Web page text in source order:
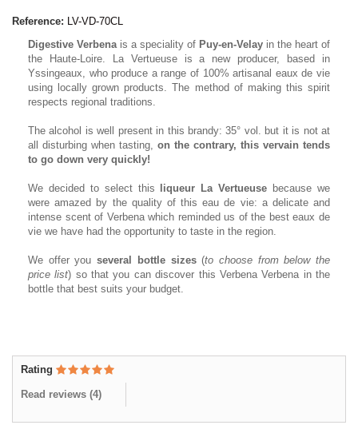
Reference: LV-VD-70CL
Digestive Verbena is a speciality of Puy-en-Velay in the heart of
the Haute-Loire. La Vertueuse is a new producer, based in
Yssingeaux, who produce a range of 100% artisanal eaux de vie
using locally grown products. The method of making this spirit
respects regional traditions.
The alcohol is well present in this brandy: 35° vol. but it is not at
all disturbing when tasting, on the contrary, this vervain tends
to go down very quickly!
We decided to select this liqueur La Vertueuse because we
were amazed by the quality of this eau de vie: a delicate and
intense scent of Verbena which reminded us of the best eaux de
vie we have had the opportunity to taste in the region.
We offer youseveral bottle sizes(to choose from below the
price list) so that you can discover this Verbena Verbena in the
bottle that best suits your budget.
Rating
Read reviews (4)